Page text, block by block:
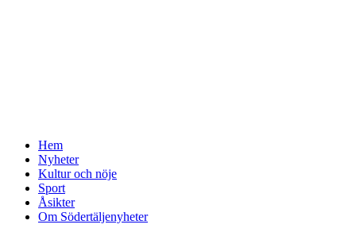
Hem
Nyheter
Kultur och nöje
Sport
Åsikter
Om Södertäljenyheter